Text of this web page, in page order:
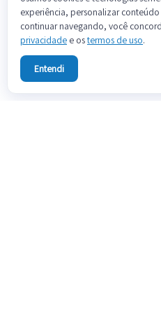
experiência, personalizar
continuar navegando, você
privacidade e ostermos de uso.
Entendi